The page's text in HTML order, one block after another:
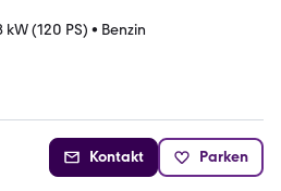
kW (120 PS) • Benzin
Kontakt Parken